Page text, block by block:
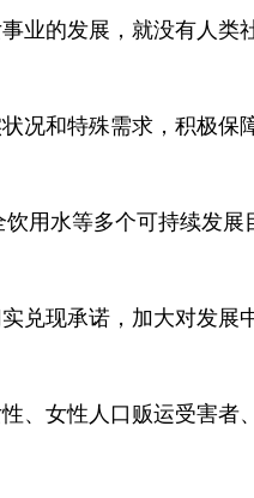
的发展，就没有人类
和特殊需求，积极保
用水等多个可持续发展
现承诺，加大对发展
、女性人口贩运受害者